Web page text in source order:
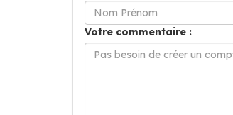
Votre commentaire :